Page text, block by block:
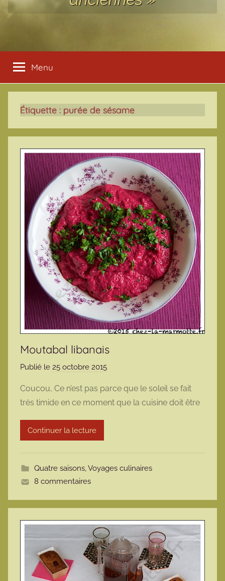
Menu
Étiquette : purée de sésame
Moutabal libanais
Publié le 25 octobre 2015
r
m
t
e
Coucou, Ce n’est pas parce que le soleil se fait
très timide en ce moment que la cuisine doit être
Continuer la lecture
Quatre saisons,Voyages culinaires
8 commentaires